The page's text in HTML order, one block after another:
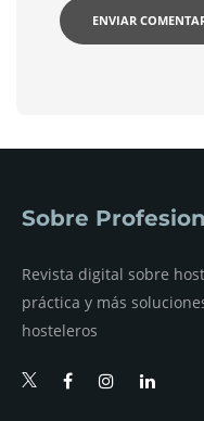
Sobre
Revista digital sobre
práctica y más
hosteleros